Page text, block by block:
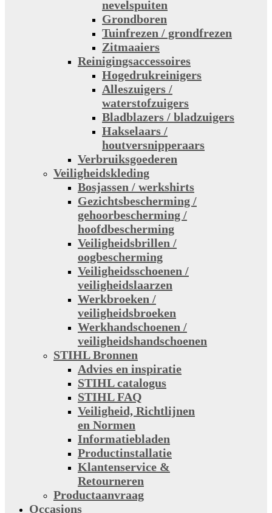
nevelspuiten
Grondboren
Tuinfrezen / grondfrezen
Zitmaaiers
Reinigingsaccessoires
Hogedrukreinigers
Alleszuigers /
waterstofzuigers
Bladblazers / bladzuigers
Hakselaars /
houtversnipperaars
Verbruiksgoederen
Veiligheidskleding
Bosjassen / werkshirts
Gezichtsbescherming /
gehoorbescherming /
hoofdbescherming
Veiligheidsbrillen /
oogbescherming
Veiligheidsschoenen /
veiligheidslaarzen
Werkbroeken /
veiligheidsbroeken
Werkhandschoenen /
veiligheidshandschoenen
STIHL Bronnen
Advies en inspiratie
STIHL catalogus
STIHL FAQ
Veiligheid, Richtlijnen
en Normen
Informatiebladen
Productinstallatie
Klantenservice &
Retourneren
Productaanvraag
Occasions